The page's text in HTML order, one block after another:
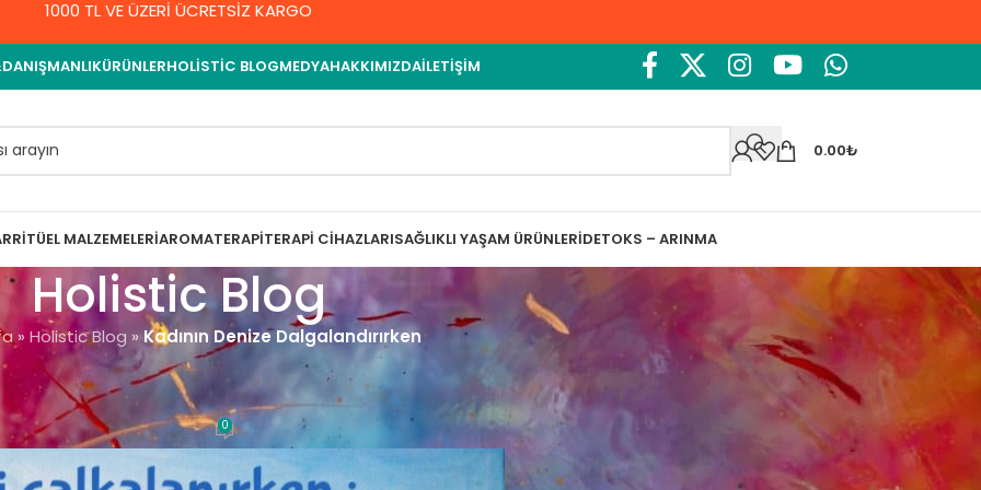
1000 TL VE ÜZERİ ÜCRETSİZ KARGO
ÜRÜNLERHOLISTIC BLOGMEDYAHAKKIMIZDAİLETIŞIM
0.00₺
RITÜEL MALZEMELERIAROMATERAPITERAPI CIHAZLARISAĞLIKLI YAŞAM ÜRÜNLERIDETOKS – ARINMA
Holistic Blog
» Holistic Blog »Kadının Denize Dalgalandırırken
YıldırımOn 8 Eylül 2021 0